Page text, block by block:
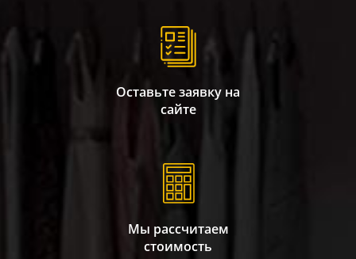
Оставьте заявку на
сайте
Мы рассчитаем
стоимость